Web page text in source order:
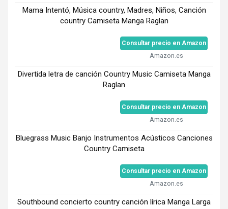
Mama Intentó, Música country, Madres, Niños, Canción
country Camiseta Manga Raglan
Consultar precio en Amazon
Amazon.es
Divertida letra de canción Country Music Camiseta Manga
Raglan
Consultar precio en Amazon
Amazon.es
Bluegrass Music Banjo Instrumentos Acústicos Canciones
Country Camiseta
Consultar precio en Amazon
Amazon.es
Southbound concierto country canción lírica Manga Larga